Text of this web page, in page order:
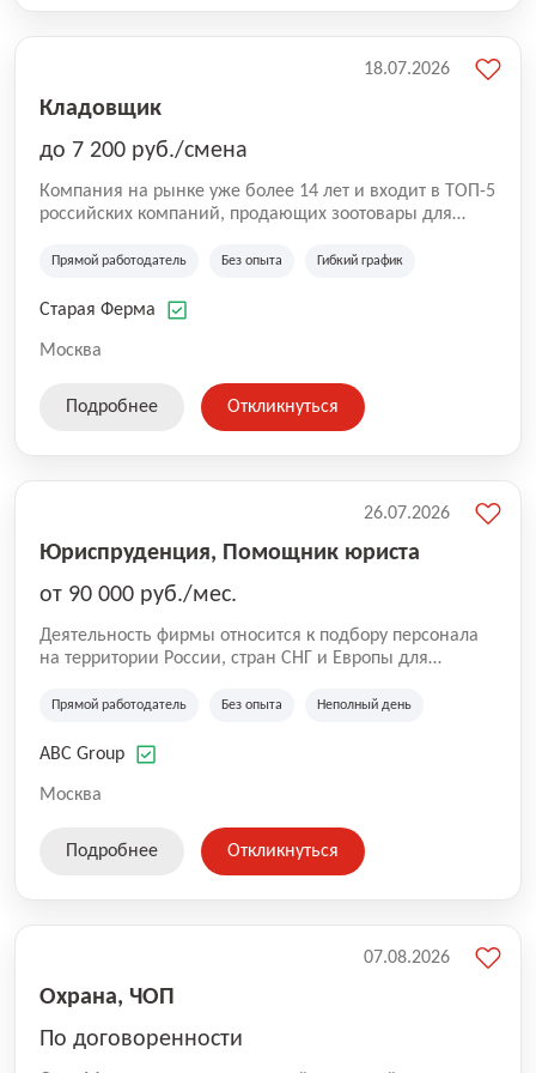
Кладовщик
до 7 200 руб./смена
Компания на рынке уже более 14 лет и входит в ТОП-5
российских компаний, продающих зоотовары для
компания владеет 5 розничными магазинами, а также
России (Wildberries, Ozon, Яндекс. Маркет и
на глобальной доставке товаров по всей территории
SKU, премиальные бренды кормов и собственные
Прямой работодатель Без опыта Гибкий график
Старая Ферма
Москва
18.07.2026
Подробнее Откликнуться
Юриспруденция, Помощник юриста
от 90 000 руб./мес.
Деятельность фирмы относится к подбору персонала
на территории России, стран СНГ и Европы для
культуре и развлечениям, информационным
Прямой работодатель Без опыта Неполный день
ABC Group
Москва
26.07.2026
Подробнее Откликнуться
Охрана, ЧОП
По договоренности
07.08.2026